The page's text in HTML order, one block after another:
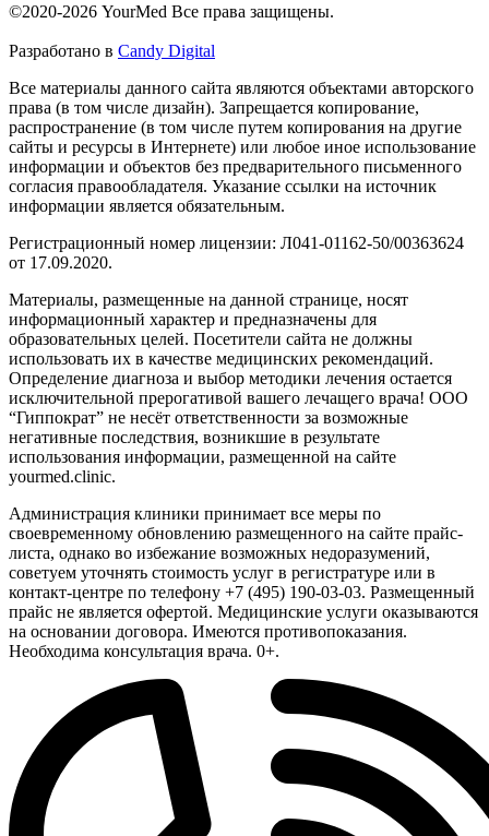
©2020-2026 YourMed Все права защищены.
Разработано в Candy Digital
Все материалы данного сайта являются объектами авторского
права (в том числе дизайн). Запрещается копирование,
распространение (в том числе путем копирования на другие
сайты и ресурсы в Интернете) или любое иное использование
информации и объектов без предварительного письменного
согласия правообладателя. Указание ссылки на источник
информации является обязательным.
Регистрационный номер лицензии: Л041-01162-50/00363624
от 17.09.2020.
Материалы, размещенные на данной странице, носят
информационный характер и предназначены для
образовательных целей. Посетители сайта не должны
использовать их в качестве медицинских рекомендаций.
Определение диагноза и выбор методики лечения остается
исключительной прерогативой вашего лечащего врача! ООО
“Гиппократ” не несёт ответственности за возможные
негативные последствия, возникшие в результате
использования информации, размещенной на сайте
yourmed.clinic.
Администрация клиники принимает все меры по
своевременному обновлению размещенного на сайте прайс-
листа, однако во избежание возможных недоразумений,
советуем уточнять стоимость услуг в регистратуре или в
контакт-центре по телефону +7 (495) 190-03-03. Размещенный
прайс не является офертой. Медицинские услуги оказываются
на основании договора. Имеются противопоказания.
Необходима консультация врача. 0+.